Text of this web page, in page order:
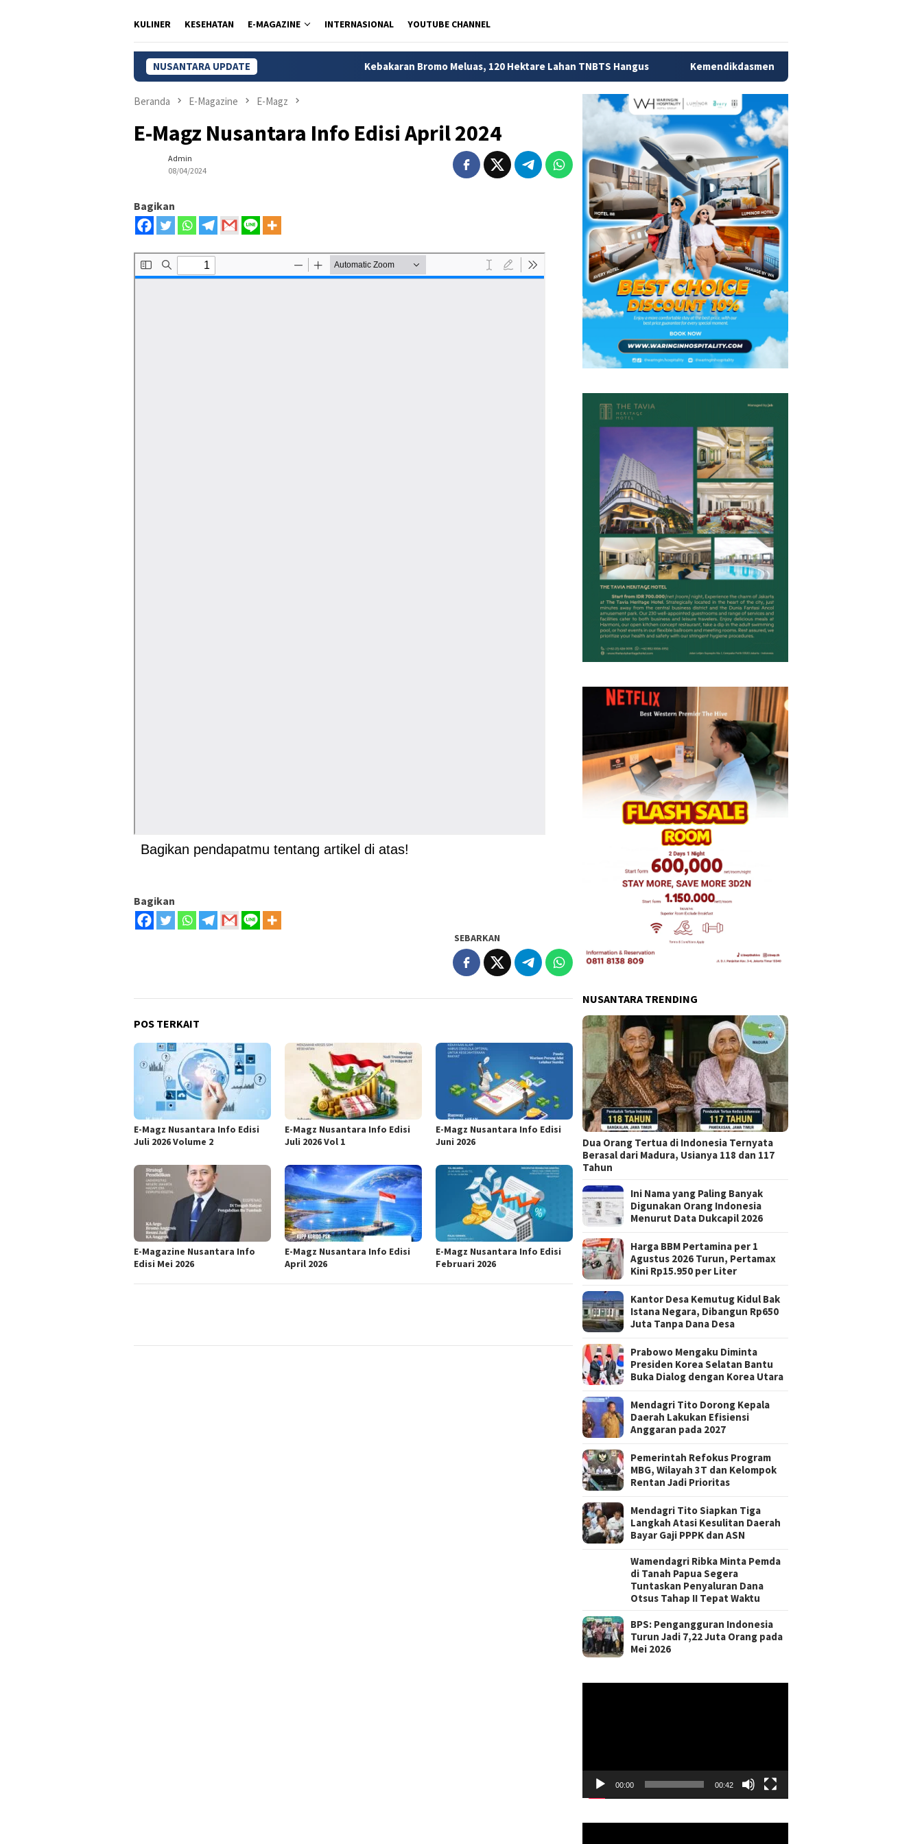
KULINER KESEHATAN E-MAGAZINE INTERNASIONAL YOUTUBE CHANNEL
NUSANTARA UPDATE Kebakaran Bromo Meluas, 120 Hektare Lahan TNBTS Hangus Kemendikdasmen Ungkap 56 Ribu Anak di Sukabumi Tidak
Beranda E-Magazine E-Magz
E-Magz Nusantara Info Edisi April 2024
Admin
08/04/2024
Bagikan
Bagikan pendapatmu tentang artikel di atas!
Bagikan
SEBARKAN
POS TERKAIT
E-Magz Nusantara Info Edisi
Juli 2026 Volume 2
E-Magz Nusantara Info Edisi
Juli 2026 Vol 1
E-Magz Nusantara Info Edisi
Juni 2026
E-Magazine Nusantara Info
Edisi Mei 2026
E-Magz Nusantara Info Edisi
April 2026
E-Magz Nusantara Info Edisi
Februari 2026
NUSANTARA TRENDING
Dua Orang Tertua di Indonesia Ternyata
Berasal dari Madura, Usianya 118 dan 117
Tahun
Ini Nama yang Paling Banyak
Digunakan Orang Indonesia
Menurut Data Dukcapil 2026
Harga BBM Pertamina per 1
Agustus 2026 Turun, Pertamax
Kini Rp15.950 per Liter
Kantor Desa Kemutug Kidul Bak
Istana Negara, Dibangun Rp650
Juta Tanpa Dana Desa
Prabowo Mengaku Diminta
Presiden Korea Selatan Bantu
Buka Dialog dengan Korea Utara
Mendagri Tito Dorong Kepala
Daerah Lakukan Efisiensi
Anggaran pada 2027
Pemerintah Refokus Program
MBG, Wilayah 3T dan Kelompok
Rentan Jadi Prioritas
Mendagri Tito Siapkan Tiga
Langkah Atasi Kesulitan Daerah
Bayar Gaji PPPK dan ASN
Wamendagri Ribka Minta Pemda
di Tanah Papua Segera
Tuntaskan Penyaluran Dana
Otsus Tahap II Tepat Waktu
BPS: Pengangguran Indonesia
Turun Jadi 7,22 Juta Orang pada
Mei 2026
00:00 00:42